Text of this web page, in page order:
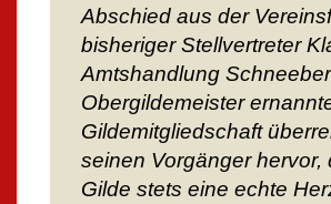
Abschied aus der
bisheriger Stellvertreter
Amtshandlung
Obergildemeister
Gildemitgliedschaft
seinen Vorgänger
Gilde stets eine echte